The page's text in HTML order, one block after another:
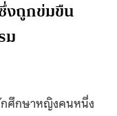
งถูกข่มขืน
ม
กศึกษาหญิงคนหนึ่ง